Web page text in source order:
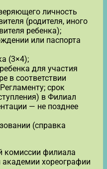
личность
(родителя, иного
ребенка);
или паспорта
(3×4);
для участия
в соответствии
срок
в Филиал
— не позднее
(справка
комиссии филиала
академии хореографии